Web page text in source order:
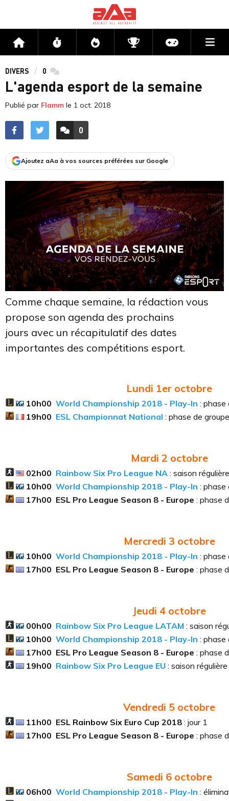
Accueil Flux Directs CompétitionsActu jeux
DIVERS 0 commentaires
L'agenda esport de la semaine
Publié par Flamm le 1 oct. 2018
ACCÉDER AUX
0
COMMENTAIRES
Ajoutez aAa à vos sources préférées sur Google
Comme chaque semaine, la rédaction vous
propose son agenda des prochains
jours avec un récapitulatif des dates
importantes des compétitions esport.
Lundi 1er octobre
10h00 World Championship 2018 - Play-In : phase
19h00 ESL Championnat National : phase de
Mardi 2 octobre
02h00 Rainbow Six Pro League NA : saison régulière
10h00 World Championship 2018 - Play-In : phase
17h00 ESL Pro League Season 8 - Europe : phase
Mercredi 3 octobre
10h00 World Championship 2018 - Play-In : phase
17h00 ESL Pro League Season 8 - Europe : phase
Jeudi 4 octobre
00h00 Rainbow Six Pro League LATAM : saison
10h00 World Championship 2018 - Play-In : phase
17h00 ESL Pro League Season 8 - Europe : phase
19h00 Rainbow Six Pro League EU : saison régulière
Vendredi 5 octobre
11h00 ESL Rainbow Six Euro Cup 2018 : jour 1
17h00 ESL Pro League Season 8 - Europe : phase
Samedi 6 octobre
06h00 World Championship 2018 - Play-In :